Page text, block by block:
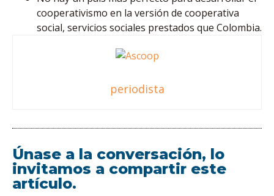
cooperativismo en la versión de cooperativa
social, servicios sociales prestados que Colombia.
periodista
Únase a la conversación, lo
invitamos a compartir este
artículo.